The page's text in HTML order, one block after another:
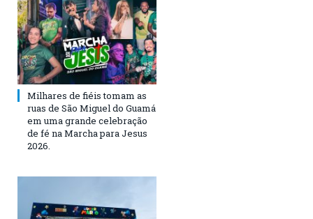
Milhares de fiéis tomam as
ruas de São Miguel do Guamá
em uma grande celebração
de fé na Marcha para Jesus
2026.